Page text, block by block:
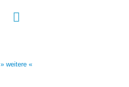
» weitere «